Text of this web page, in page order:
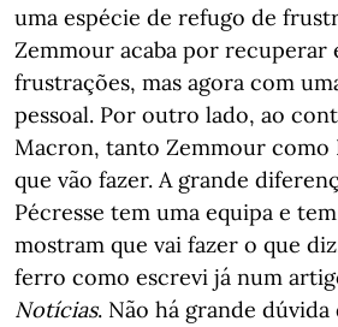
uma espécie de refugo de
Zemmour acaba por recuperar
frustrações, mas agora com
pessoal. Por outro lado, ao
Macron, tanto Zemmour como
que vão fazer. A grande
Pécresse tem uma equipa e
mostram que vai fazer o que
ferro como escrevi já num
Notícias. Não há grande